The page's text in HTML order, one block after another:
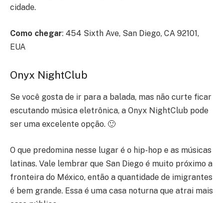
cidade.
Como chegar: 454 Sixth Ave, San Diego, CA 92101,
EUA
Onyx NightClub
Se você gosta de ir para a balada, mas não curte ficar
escutando música eletrônica, a Onyx NightClub pode
ser uma excelente opção. 🙂
O que predomina nesse lugar é o hip-hop e as músicas
latinas. Vale lembrar que San Diego é muito próximo a
fronteira do México, então a quantidade de imigrantes
é bem grande. Essa é uma casa noturna que atrai mais